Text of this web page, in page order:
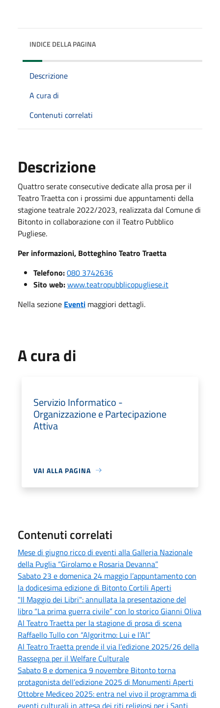
INDICE DELLA PAGINA
Descrizione
A cura di
Contenuti correlati
Descrizione
Quattro serate consecutive dedicate alla prosa per il
Teatro Traetta con i prossimi due appuntamenti della
stagione teatrale 2022/2023, realizzata dal Comune di
Bitonto in collaborazione con il Teatro Pubblico
Pugliese.
Per informazioni, Botteghino Teatro Traetta
Telefono:080 3742636
Sito web:www.teatropubblicopugliese.it
Nella sezione Eventi maggiori dettagli.
A cura di
Servizio Informatico -
Organizzazione e Partecipazione
Attiva
VAI ALLA PAGINA
Contenuti correlati
Mese di giugno ricco di eventi alla Galleria Nazionale
della Puglia “Girolamo e Rosaria Devanna”
Sabato 23 e domenica 24 maggio l’appuntamento con
la dodicesima edizione di Bitonto Cortili Aperti
"Il Maggio dei Libri": annullata la presentazione del
libro “La prima guerra civile” con lo storico Gianni Oliva
Al Teatro Traetta per la stagione di prosa di scena
Raffaello Tullo con “Algoritmo: Lui e l’AI”
Al Teatro Traetta prende il via l’edizione 2025/26 della
Rassegna per il Welfare Culturale
Sabato 8 e domenica 9 novembre Bitonto torna
protagonista dell’edizione 2025 di Monumenti Aperti
Ottobre Mediceo 2025: entra nel vivo il programma di
eventi culturali in attesa dei riti religiosi per i Santi